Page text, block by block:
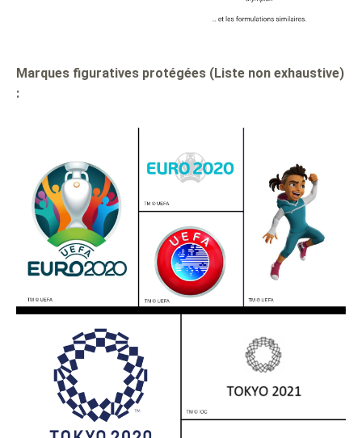
Marques figuratives protégées (Liste non exhaustive)
: